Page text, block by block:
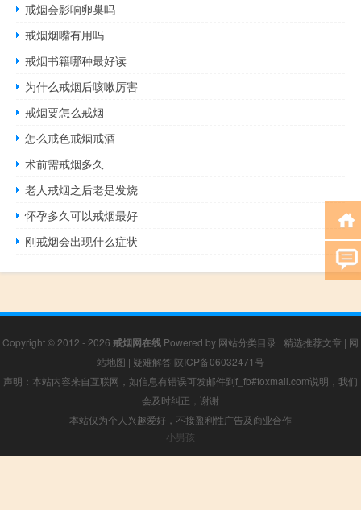
戒烟会影响卵巢吗
戒烟烟嘴有用吗
戒烟书籍哪种最好读
为什么戒烟后咳嗽厉害
戒烟要怎么戒烟
怎么戒色戒烟戒酒
术前需戒烟多久
老人戒烟之后老是发烧
怀孕多久可以戒烟最好
刚戒烟会出现什么症状
Copyright © 2012 - 2026 戒烟网在线 Powered by 网站分类目录 | 精选推荐文章 | 网
站地图 | 疑难解答 陕ICP备06032471号
声明：本站内容来自互联网，如信息有错误可发邮件到f_fb#foxmail.com说明，我们
会及时纠正，谢谢
本站仅为个人兴趣爱好，不接盈利性广告及商业合作
小男孩